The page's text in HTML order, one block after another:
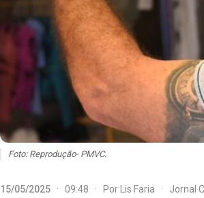
Foto: Reprodução- PMVC.
15/05/2025 · 09:48 · Por Lis Faria · Jornal